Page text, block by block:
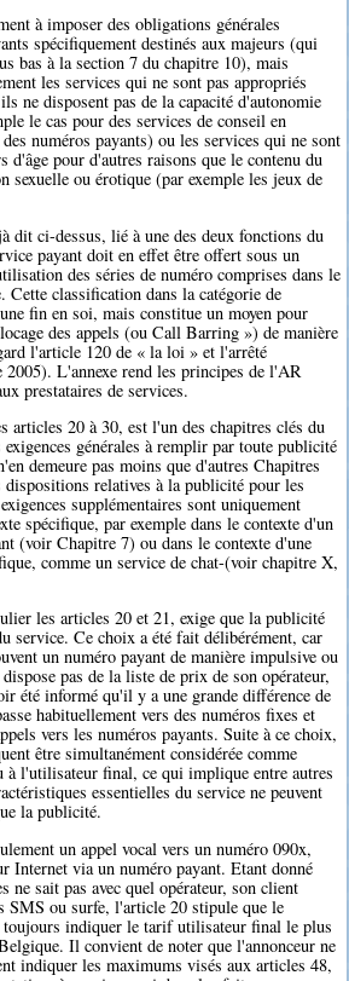
à imposer des obligations générales
spécifiquement destinés aux majeurs (qui
bas à la section 7 du chapitre 10), mais
les services qui ne sont pas appropriés
ne disposent pas de la capacité d'autonomie
le cas pour des services de conseil en
numéros payants) ou les services qui ne sont
d'âge pour d'autres raisons que le contenu du
sexuelle ou érotique (par exemple les jeux de
dit ci-dessus, lié à une des deux fonctions du
payant doit en effet être offert sous un
des séries de numéro comprises dans le
Cette classification dans la catégorie de
fin en soi, mais constitue un moyen pour
des appels (ou Call Barring ») de manière
l'article 120 de « la loi » et l'arrêté
L'annexe rend les principes de l'AR
prestataires de services.
articles 20 à 30, est l'un des chapitres clés du
générales à remplir par toute publicité
demeure pas moins que d'autres Chapitres
dispositions relatives à la publicité pour les
supplémentaires sont uniquement
spécifique, par exemple dans le contexte d'un
(voir Chapitre 7) ou dans le contexte d'une
comme un service de chat-(voir chapitre X,
les articles 20 et 21, exige que la publicité
service. Ce choix a été fait délibérément, car
un numéro payant de manière impulsive ou
pas de la liste de prix de son opérateur,
été informé qu'il y a une grande différence de
habituellement vers des numéros fixes et
vers les numéros payants. Suite à ce choix,
être simultanément considérée comme
à l'utilisateur final, ce qui implique entre autres
essentielles du service ne peuvent
la publicité.
un appel vocal vers un numéro 090x,
Internet via un numéro payant. Etant donné
ne sait pas avec quel opérateur, son client
SMS ou surfe, l'article 20 stipule que le
toujours indiquer le tarif utilisateur final le plus
Il convient de noter que l'annonceur ne
indiquer les maximums visés aux articles 48,